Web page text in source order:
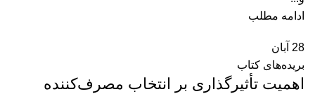
ادامه مطلب
28 آبان
بریده‌های کتاب
اهمیت تأثیرگذاری بر انتخاب مصرف‌کننده